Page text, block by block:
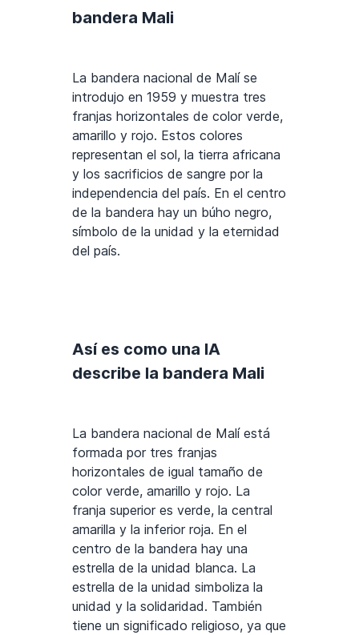
bandera Mali
La bandera nacional de Malí se
introdujo en 1959 y muestra tres
franjas horizontales de color verde,
amarillo y rojo. Estos colores
representan el sol, la tierra africana
y los sacrificios de sangre por la
independencia del país. En el centro
de la bandera hay un búho negro,
símbolo de la unidad y la eternidad
del país.
Así es como una IA
describe la bandera Mali
La bandera nacional de Malí está
formada por tres franjas
horizontales de igual tamaño de
color verde, amarillo y rojo. La
franja superior es verde, la central
amarilla y la inferior roja. En el
centro de la bandera hay una
estrella de la unidad blanca. La
estrella de la unidad simboliza la
unidad y la solidaridad. También
tiene un significado religioso, ya que